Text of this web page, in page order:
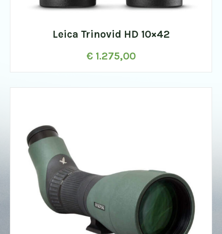
Leica Trinovid HD 10×42
€ 1.275,00